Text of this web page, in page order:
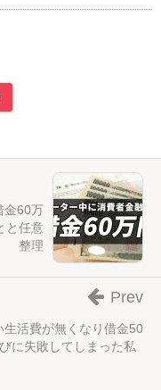
金60万
と任意
整理
活費が無くなり借金50
に失敗してしまった私
Prev